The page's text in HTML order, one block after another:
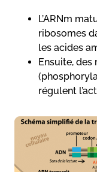
L’ARNm
ribosomes
les acides
Ensuite,
régulent